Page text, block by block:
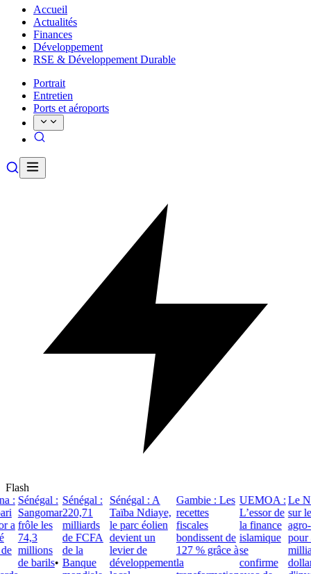
Accueil
Actualités
Finances
Développement
RSE & Développement Durable
Portrait
Entretien
Ports et aéroports
Flash
:
a
Sénégal :
Sangomar
frôle les
74,3
millions
de barils•
Sénégal :
220,71
milliards
de FCFA
de la
Banque
Sénégal : A
Taïba Ndiaye,
le parc éolien
devient un
levier de
développement
Gambie : Les
recettes
fiscales
bondissent de
127 % grâce à
la
UEMOA :
L’essor de
la finance
islamique
se
confirme
Le
sur
agro-
pour
dollars